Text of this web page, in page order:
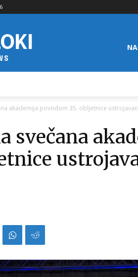
akademija povodom 35. obljetnice
svečana